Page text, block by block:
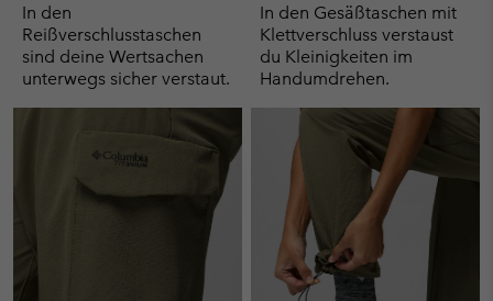
In den
Reißverschlusstaschen
sind deine Wertsachen
unterwegs sicher verstaut.
In den Gesäßtaschen mit
Klettverschluss verstaust
du Kleinigkeiten im
Handumdrehen.